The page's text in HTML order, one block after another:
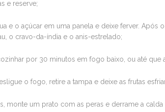
e reserve;
e o açúcar em uma panela e deixe ferver. Após
o cravo-da-índia e o anis-estrelado;
por 30 minutos em fogo baixo, ou até que
o fogo, retire a tampa e deixe as frutas
monte um prato com as peras e derrame a